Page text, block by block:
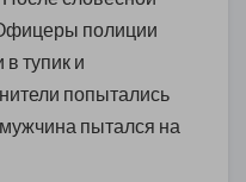
полиции
в тупик и
попытались
пытался на